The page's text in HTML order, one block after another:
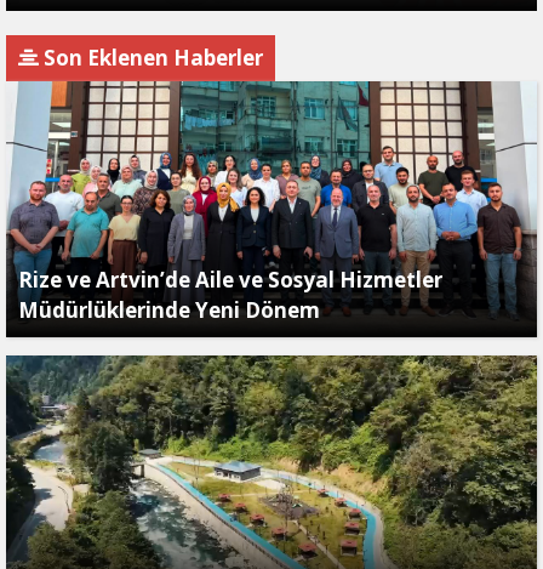
Son Eklenen Haberler
Rize ve Artvin’de Aile ve Sosyal Hizmetler
Müdürlüklerinde Yeni Dönem